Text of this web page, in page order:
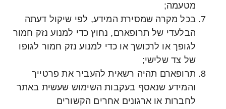
מטעמה;
בכל מקרה שמסירת המידע, לפי שיקול דעתה
הבלעדי של תרופארם, נחוץ כדי למנוע נזק חמור
לגופך או לרכושך או כדי למנוע נזק חמור לגופו
של צד שלישי;
תרופארם תהיה רשאית להעביר את פרטייך
והמידע שנאסף בעקבות השימוש שעשית באתר
לחברות או ארגונים אחרים הקשורים